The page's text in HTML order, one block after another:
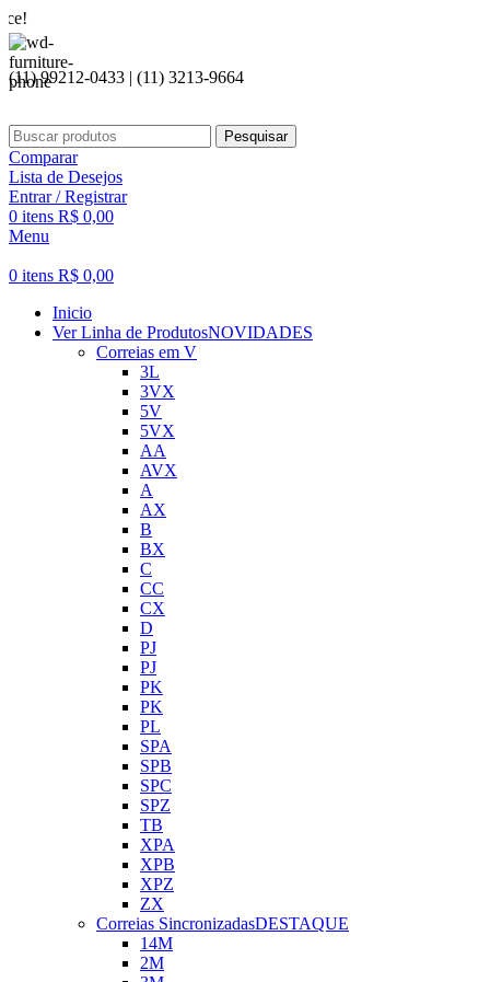
(11) 99212-0433 | (11) 3213-9664
Pesquisar
Comparar
Lista de Desejos
Entrar / Registrar
0 itens R$ 0,00
Menu
0 itens R$ 0,00
Inicio
Ver Linha de ProdutosNOVIDADES
Correias em V
3L
3VX
5V
5VX
AA
AVX
A
AX
B
BX
C
CC
CX
D
PJ
PJ
PK
PK
PL
SPA
SPB
SPC
SPZ
TB
XPA
XPB
XPZ
ZX
Correias SincronizadasDESTAQUE
14M
2M